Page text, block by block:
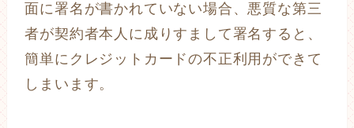
面に署名が書かれていない場合、悪質な第三
者が契約者本人に成りすまして署名すると、
簡単にクレジットカードの不正利用ができて
しまいます。